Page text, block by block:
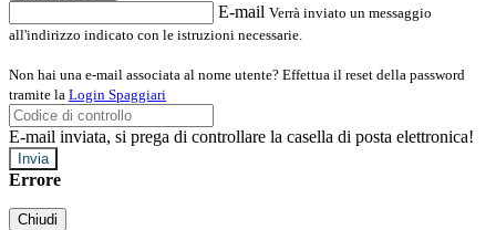
E-mail Verrà inviato un messaggio
all'indirizzo indicato con le istruzioni necessarie.
Non hai una e-mail associata al nome utente? Effettua il reset della password
tramite la Login Spaggiari
E-mail inviata, si prega di controllare la casella di posta elettronica!
Errore
Chiudi